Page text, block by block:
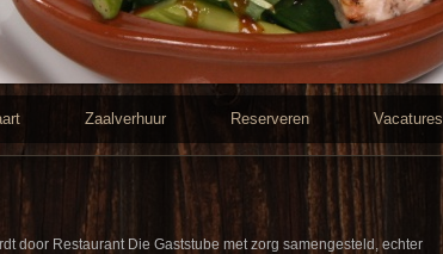
Zaalverhuur Reserveren Vacatures
door Restaurant Die Gaststube met zorg samengesteld, echter